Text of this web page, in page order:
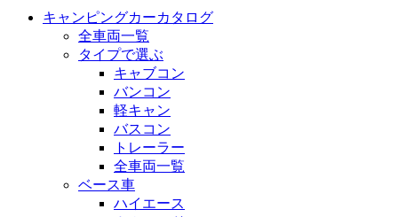
キャンピングカーカタログ
全車両一覧
タイプで選ぶ
キャブコン
バンコン
軽キャン
バスコン
トレーラー
全車両一覧
ベース車
ハイエース